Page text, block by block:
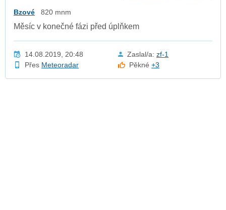
Bzové 820 mnm
Měsíc v konečné fázi před úplňkem
14.08.2019, 20:48 Zaslal/a: zf-1
Přes Meteoradar Pěkné+3